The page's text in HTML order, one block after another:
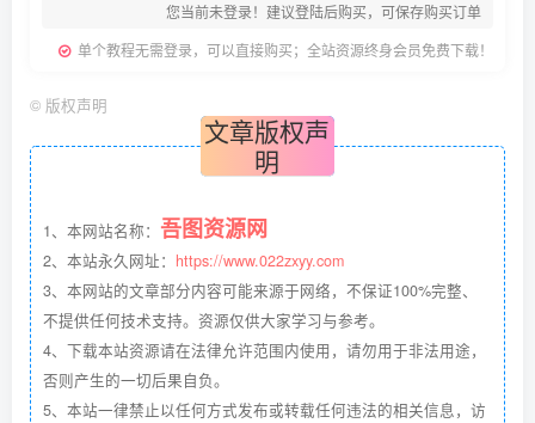
您当前未登录！建议登陆后购买，可保存购买订单
单个教程无需登录，可以直接购买；全站资源终身会员免费下载！
© 版权声明
文章版权声
明
1、本网站名称： 吾图资源网
2、本站永久网址： https://www.022zxyy.com
3、本网站的文章部分内容可能来源于网络，不保证100%完整、
不提供任何技术支持。资源仅供大家学习与参考。
4、下载本站资源请在法律允许范围内使用，请勿用于非法用途，
否则产生的一切后果自负。
5、本站一律禁止以任何方式发布或转载任何违法的相关信息，访